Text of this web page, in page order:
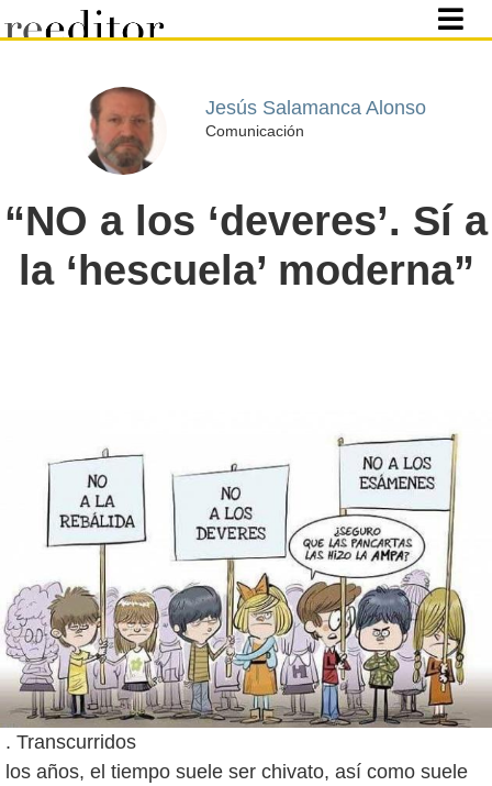
Jesús Salamanca Alonso
Comunicación
“NO a los ‘deveres’. Sí a
la ‘hescuela’ moderna”
. Transcurridos
los años, el tiempo suele ser chivato, así como suele